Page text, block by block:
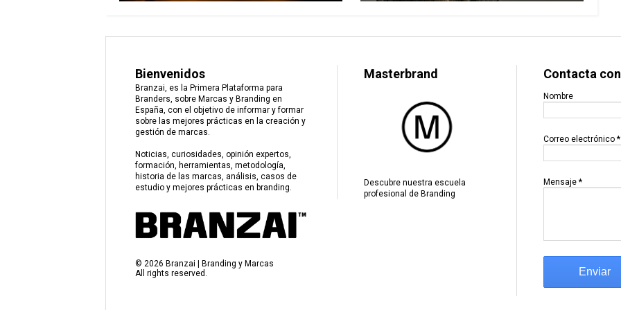
Bienvenidos
Branzai, es la Primera Plataforma para
Branders, sobre Marcas y Branding en
España, con el objetivo de informar y formar
sobre las mejores prácticas en la creación y
gestión de marcas.
Noticias, curiosidades, opinión expertos,
formación, herramientas, metodología,
historia de las marcas, análisis, casos de
estudio y mejores prácticas en branding.
© 2026 Branzai | Branding y Marcas
All rights reserved.
Masterbrand
Descubre nuestra escuela
profesional de Branding
Contacta
Nombre
Correo electrónico *
Mensaje *